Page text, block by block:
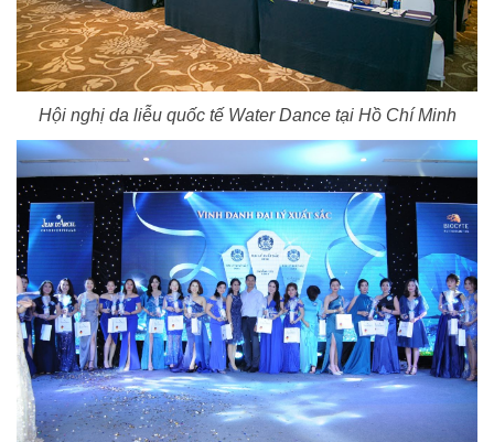
Hội nghị da liễu quốc tế Water Dance tại Hồ Chí Minh